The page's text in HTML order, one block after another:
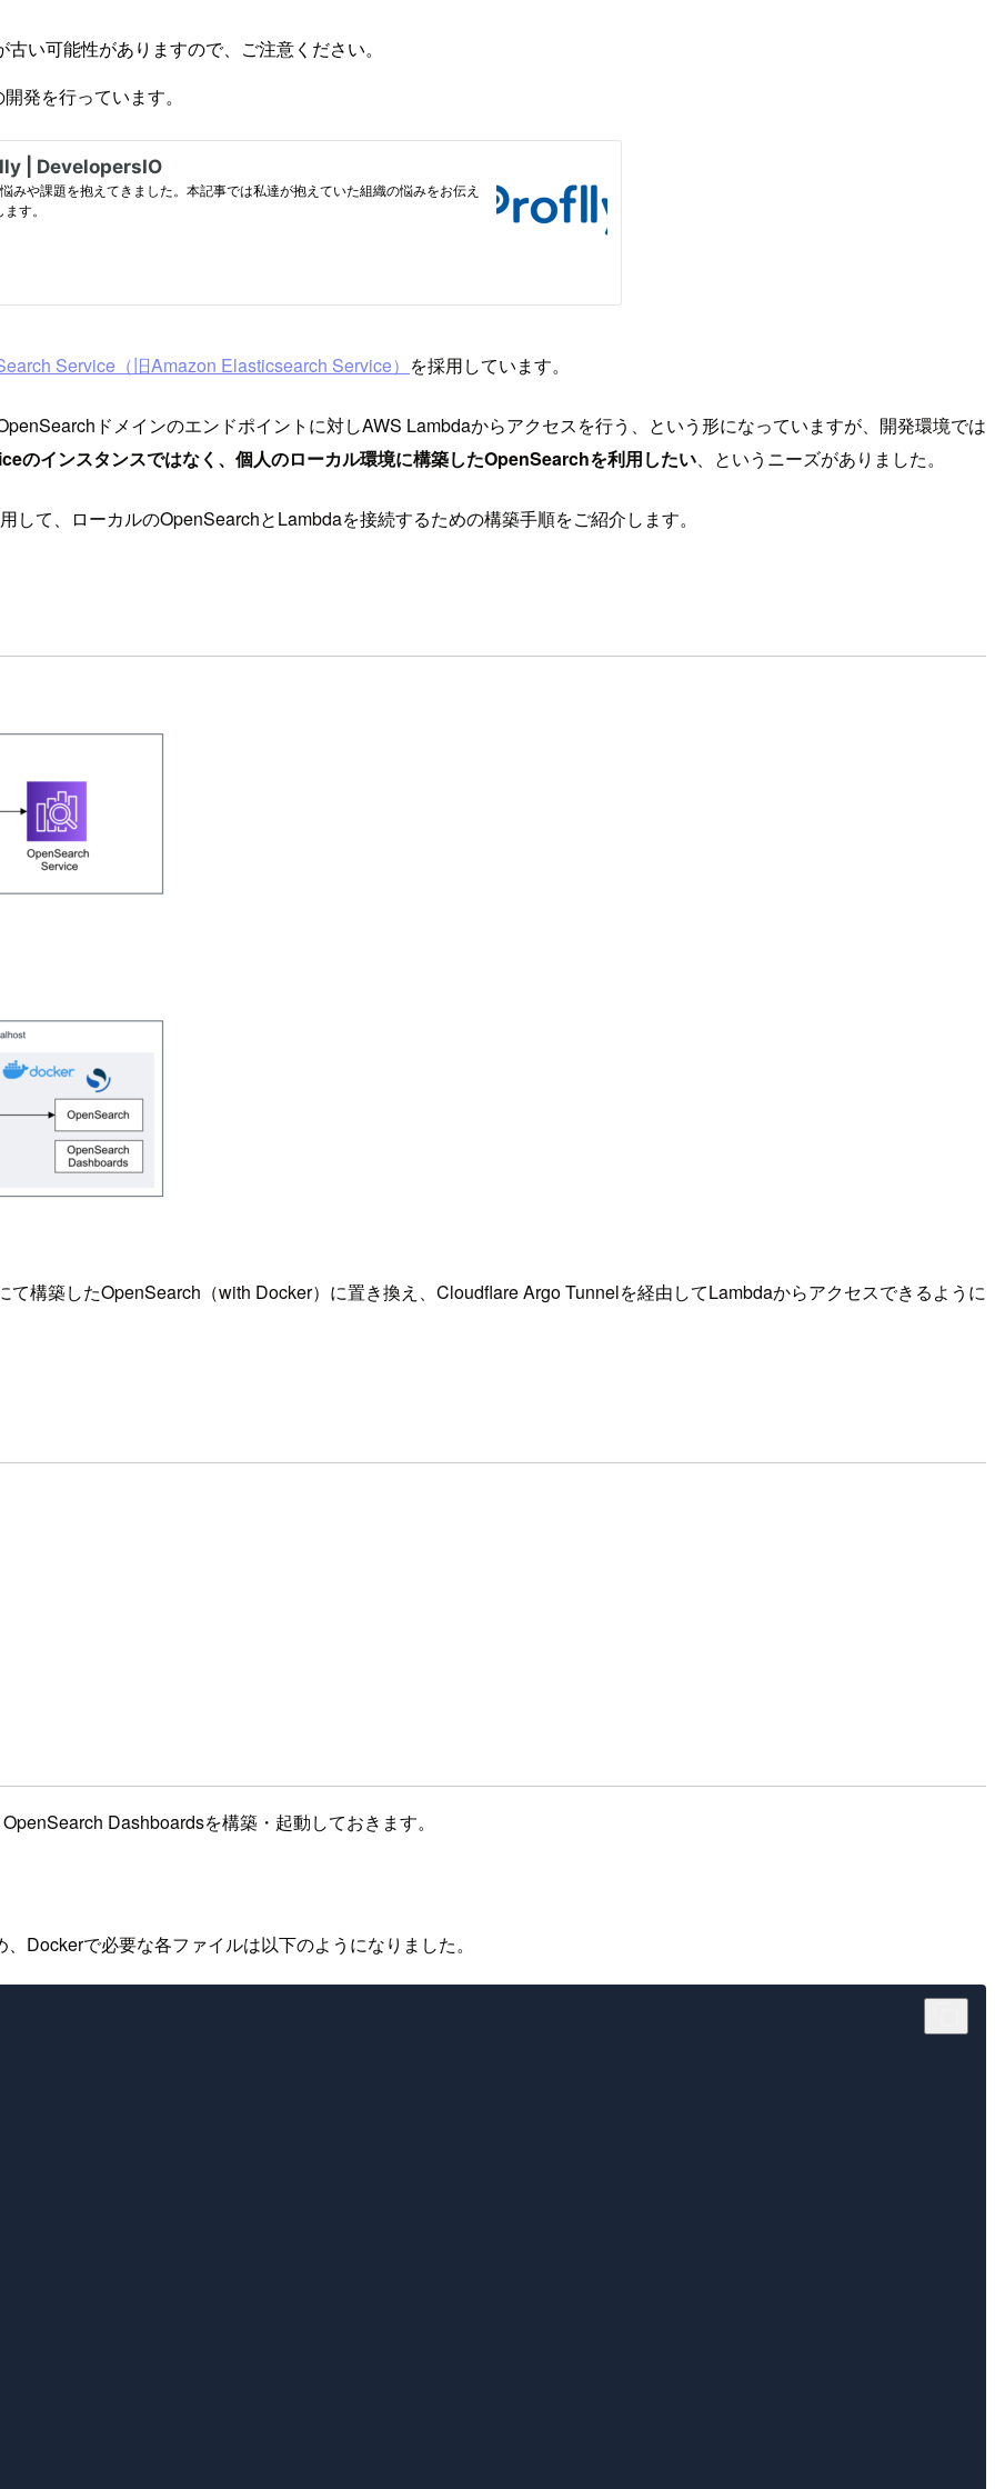
い可能性がありますので、ご注意ください。
発を行っています。
Service（旧Amazon Elasticsearch Service） を採用しています。
ドメインのエンドポイントに対しAWS Lambdaからアクセスを行う、という形になっていますが、開発環境では
のインスタンスではなく、個人のローカル環境に構築したOpenSearchを利用したい、というニーズがありました。
して、ローカルのOpenSearchとLambdaを接続するための構築手順をご紹介します。
構築したOpenSearch（with Docker）に置き換え、Cloudflare Argo Tunnelを経由してLambdaからアクセスできるように
Dashboardsを構築・起動しておきます。
Dockerで必要な各ファイルは以下のようになりました。